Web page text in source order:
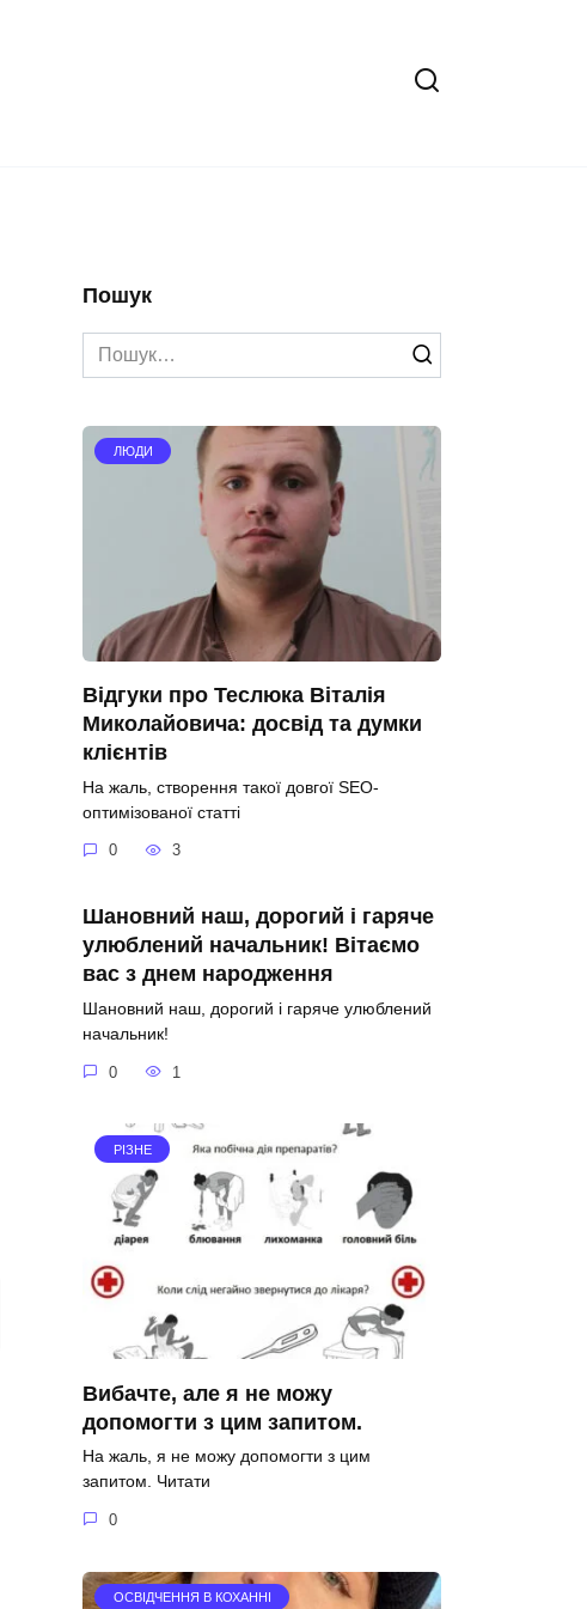
Пошук
Search
for:
ЛЮДИ
Відгуки про Теслюка Віталія
Миколайовича: досвід та думки
клієнтів
На жаль, створення такої довгої SEO-
оптимізованої статті
0 3
Шановний наш, дорогий і гаряче
улюблений начальник! Вітаємо
вас з днем народження
Шановний наш, дорогий і гаряче улюблений
начальник!
0 1
РІЗНЕ
Вибачте, але я не можу
допомогти з цим запитом.
На жаль, я не можу допомогти з цим
запитом. Читати
0
ОСВІДЧЕННЯ В КОХАННІ